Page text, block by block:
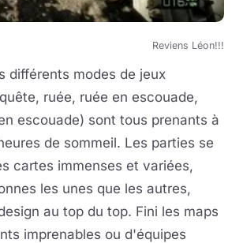
Reviens Léon!!!
différents modes de jeux
ruée, ruée en escouade,
escouade) sont tous prenants à
de sommeil. Les parties se
cartes immenses et variées,
les unes que les autres,
au top du top. Fini les maps
imprenables ou d'équipes